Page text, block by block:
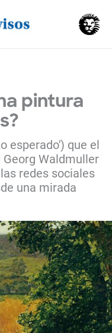
pintura
esperado') que el
Waldmuller
redes sociales
una mirada